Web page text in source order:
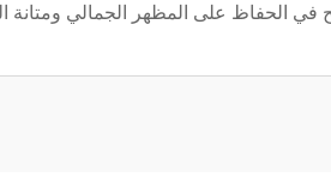
في الحفاظ على المظهر الجمالي